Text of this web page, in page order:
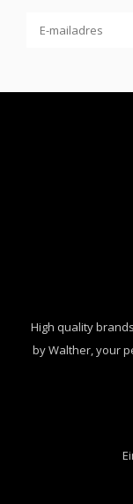
High quality
by Walther, your